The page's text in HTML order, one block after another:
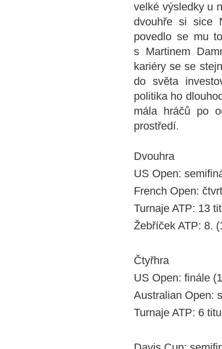
velké výsledky u
dvouhře si sice
povedlo se mu
s Martinem
kariéry se se
do světa
politika ho
mála hráčů po
prostředí.
Dvouhra
US Open:
French Open:
Turnaje ATP: 13
Žebříček ATP: 8.
Čtyřhra
US Open: finále
Australian Open:
Turnaje ATP: 6